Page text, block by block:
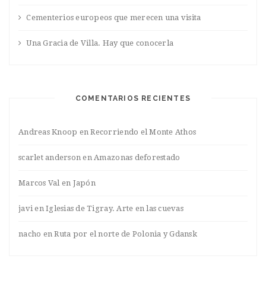
Cementerios europeos que merecen una visita
Una Gracia de Villa. Hay que conocerla
COMENTARIOS RECIENTES
Andreas Knoop enRecorriendo el Monte Athos
scarlet anderson enAmazonas deforestado
Marcos Valen Japón
javienIglesias de Tigray. Arte en las cuevas
nacho enRuta por el norte de Polonia y Gdansk